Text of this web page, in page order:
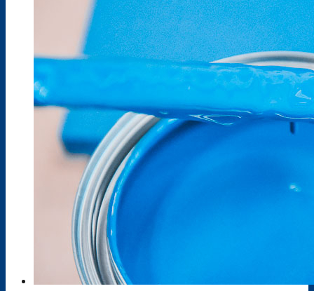
Fachoberschule
Berufsfachschule III
AV-SH mit ESA, ehem. BFS I
Bik-DaZ
Zusatzqualifikationen